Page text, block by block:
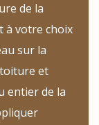
de la
à votre choix
sur la
toiture et
entier de la